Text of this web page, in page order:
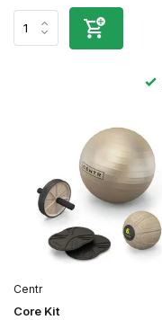
Centr
Core Kit